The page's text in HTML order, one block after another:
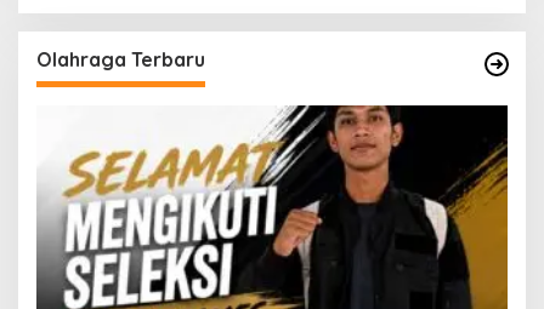
Olahraga Terbaru